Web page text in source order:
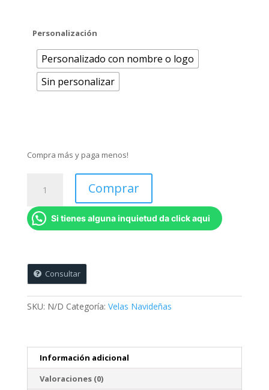
Personalización
Personalizado con nombre o logo
Sin personalizar
Compra más y paga menos!
Pingüino
Color
degradé
6
unidades
cantidad
Comprar
Si tienes alguna inquietud da click aqui
Consultar
SKU: N/D Categoría: Velas Navideñas
Información adicional
Valoraciones (0)